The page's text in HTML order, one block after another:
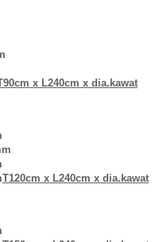
x L240cm x dia.kawat
T120cm x L240cm x dia.kawat